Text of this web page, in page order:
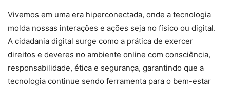
Vivemos em uma era hiperconectada, onde a tecnologia
molda nossas interações e ações seja no físico ou digital.
A cidadania digital surge como a prática de exercer
direitos e deveres no ambiente online com consciência,
responsabilidade, ética e segurança, garantindo que a
tecnologia continue sendo ferramenta para o bem-estar